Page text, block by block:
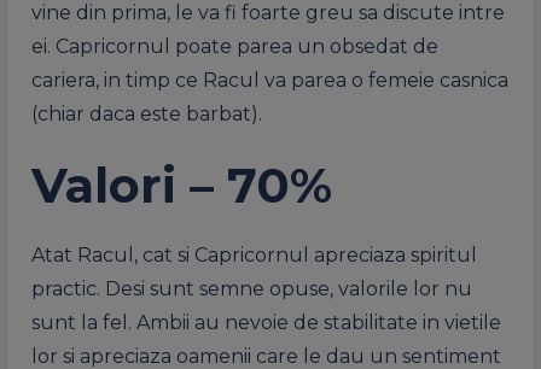
vine din prima, le va fi foarte greu sa discute intre
ei. Capricornul poate parea un obsedat de
cariera, in timp ce Racul va parea o femeie casnica
(chiar daca este barbat).
Valori – 70%
Atat Racul, cat si Capricornul apreciaza spiritul
practic. Desi sunt semne opuse, valorile lor nu
sunt la fel. Ambii au nevoie de stabilitate in vietile
lor si apreciaza oamenii care le dau un sentiment